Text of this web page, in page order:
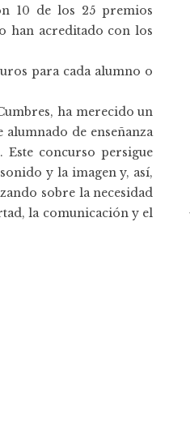
10 de los 25 premios
han acreditado con los
para cada alumno o
ha merecido un
de enseñanza
concurso persigue
y la imagen y, así,
sobre la necesidad
la comunicación y el